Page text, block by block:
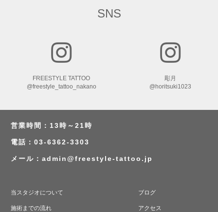
SNS
FREESTYLE TATTOO
@freestyle_tattoo_nakano
彫月
@horitsuki1023
営業時間：13時～21時
電話：03-6362-3303
メール：admin@freestyle-tattoo.jp
当スタジオについて ブログ
施術までの流れ アクセス